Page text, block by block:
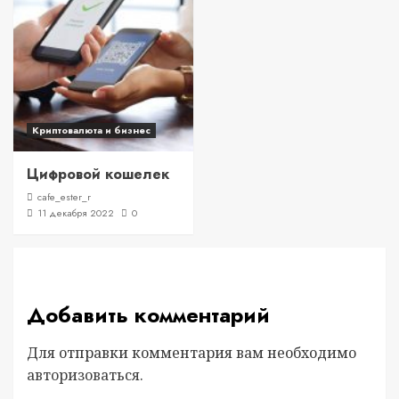
Криптовалюта и бизнес
Цифровой кошелек
cafe_ester_r
11 декабря 2022
0
Добавить комментарий
Для отправки комментария вам необходимо
авторизоваться.